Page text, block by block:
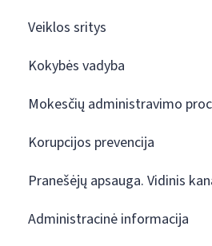
Veiklos sritys
Kokybės vadyba
Mokesčių administravimo
Korupcijos prevencija
Pranešėjų apsauga. Vidinis
Administracinė informacija